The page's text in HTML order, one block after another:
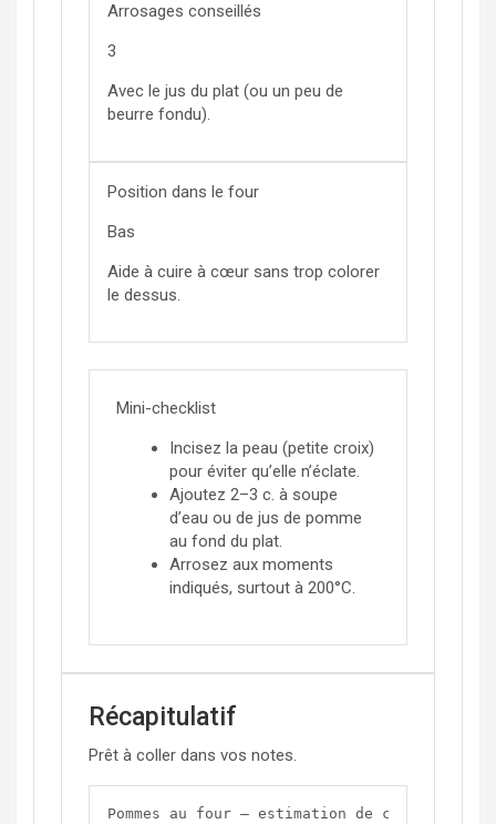
Arrosages conseillés
3
Avec le jus du plat (ou un peu de
beurre fondu).
Position dans le four
Bas
Aide à cuire à cœur sans trop colorer
le dessus.
Mini-checklist
Incisez la peau (petite croix)
pour éviter qu’elle n’éclate.
Ajoutez 2–3 c. à soupe
d’eau ou de jus de pomme
au fond du plat.
Arrosez aux moments
indiqués, surtout à 200°C.
Récapitulatif
Prêt à coller dans vos notes.
Pommes au four – estimation de cuissonn-